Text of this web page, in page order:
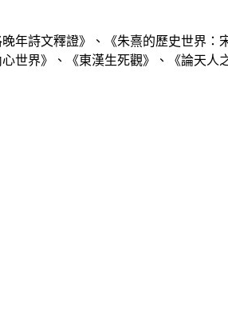
年詩文釋證》、《朱熹的歷史世界：
世界》、《東漢生死觀》、《論天人